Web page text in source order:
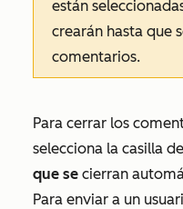
están
crearán hasta que
comentarios.
Para cerrar los
selecciona la casilla
que se cierran
Para enviar a un